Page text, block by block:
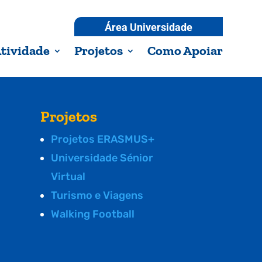
Área Universidade
Projetos Como Apoiar
Projetos
Projetos ERASMUS+
Universidade Sénior
Virtual
Turismo e Viagens
Walking Football